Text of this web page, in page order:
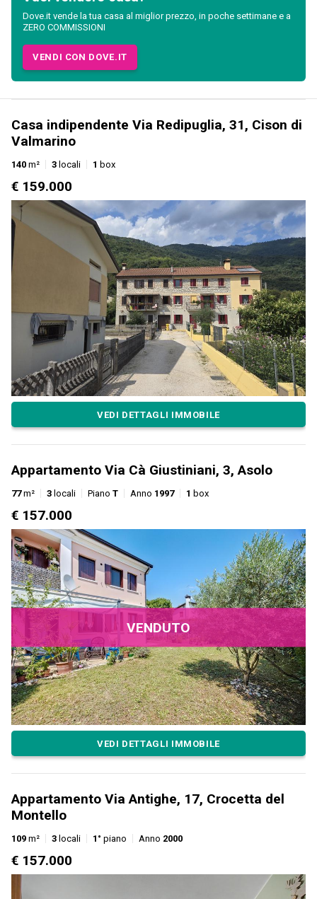
Dove.it vende la tua casa al miglior prezzo, in poche settimane e a
ZERO COMMISSIONI
VENDI CON DOVE.IT
Casa indipendente Via Redipuglia, 31, Cison di
Valmarino
140 m² 3 locali 1 box
€ 159.000
VEDI DETTAGLI IMMOBILE
Appartamento Via Cà Giustiniani, 3, Asolo
77m² 3 locali Piano T Anno 1997 1 box
€ 157.000
VENDUTO
VEDI DETTAGLI IMMOBILE
Appartamento Via Antighe, 17, Crocetta del
Montello
109 m² 3 locali 1° piano Anno 2000
€ 157.000